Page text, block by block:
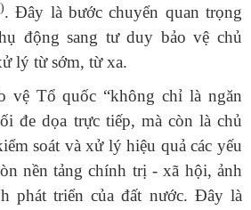
. Đây là bước chuyển quan trọng
động sang tư duy bảo vệ chủ
lý từ sớm, từ xa.
vệ Tổ quốc “không chỉ là ngăn
đe dọa trực tiếp, mà còn là chủ
soát và xử lý hiệu quả các yếu
nền tảng chính trị - xã hội, ảnh
phát triển của đất nước. Đây là